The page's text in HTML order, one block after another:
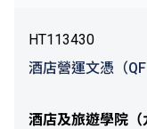
HT113430
酒店營運文憑（QF
酒店及旅遊學院（